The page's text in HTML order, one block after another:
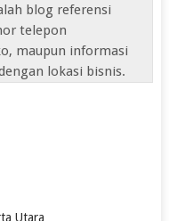
blog referensi
telepon
maupun informasi
lokasi bisnis.
Utara